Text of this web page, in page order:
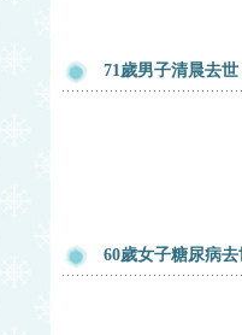
71歲男子清晨去
60歲女子糖尿病